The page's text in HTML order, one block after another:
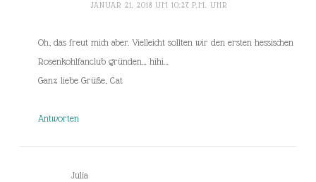
JANUAR 21, 2018 UM 10:27 P.M. UHR
Oh, das freut mich aber. Vielleicht sollten wir den ersten hessischen
Rosenkohlfanclub gründen… hihi…
Ganz liebe Grüße, Cat
Antworten
Julia